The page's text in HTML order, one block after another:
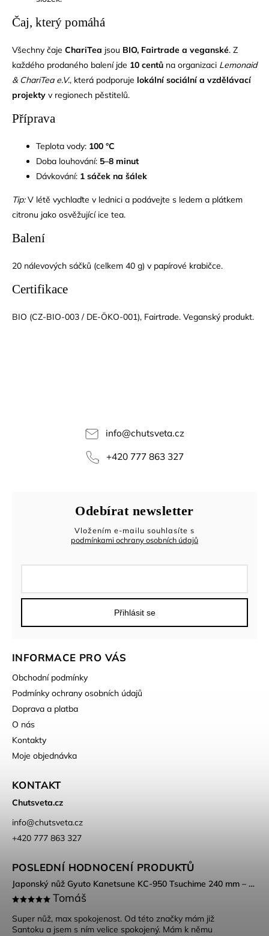
Čaj, který pomáhá
Všechny čaje ChariTea jsou BIO, Fairtrade a veganské. Z
každého prodaného balení jde 10 centů na organizaci Lemonaid
& ChariTea e.V., která podporuje lokální sociální a vzdělávací
projekty v regionech pěstitelů.
Příprava
Teplota vody: 100 °C
Doba louhování: 5–8 minut
Dávkování: 1 sáček na šálek
Tip:V létě vychlaďte v lednici a podávejte s ledem a plátkem
citronu jako osvěžující ice tea.
Balení
20 nálevových sáčků (celkem 40 g) v papírové krabičce.
Certifikace
BIO (CZ-BIO-003 / DE-ÖKO-001), Fairtrade. Veganský produkt.
info@chutsveta.cz
+420 777 863 327
INFORMACE PRO VÁS
Obchodní podmínky
Podmínky ochrany osobních údajů
Doprava a platba
O nás
Kontakty
Moje objednávka
KONTAKT
Chutsveta.cz
info@chutsveta.cz
+420 777 863 327
POSLEDNÍ HODNOCENÍ PRODUKTŮ
Japonský nůž Gyuto Kanetsune KC-950 Tsuchime 240 mm – DSR-1K6 ocel, Tsuchime povrch
Tomáš
Super nůž, max spokojenost. Od této značky mám již
Santoku a jsem s ním velice spokojený. Mám k němu
Odebírat newsletter
Vložením e-mailu souhlasíte s
podmínkami ochrany osobních údajů
Přihlásit se